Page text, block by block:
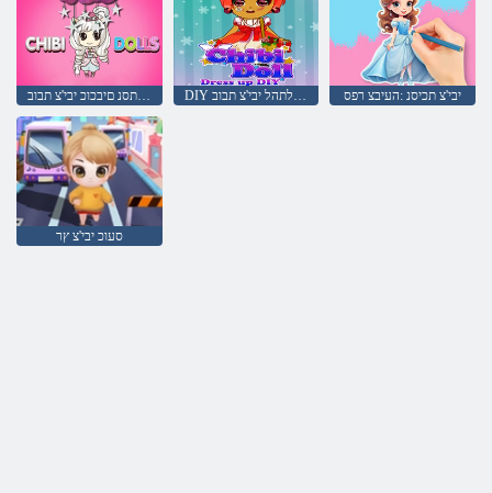
םירתסנ םיבכוכ יבי'צ תבוב DIY שבלתהל יבי'צ תבוב יבי'צ תכיסנ :העיבצ רפס
סעוכ יבי'צ ץר